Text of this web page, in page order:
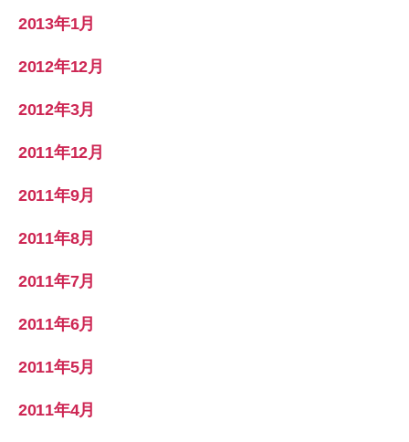
2013年1月
2012年12月
2012年3月
2011年12月
2011年9月
2011年8月
2011年7月
2011年6月
2011年5月
2011年4月